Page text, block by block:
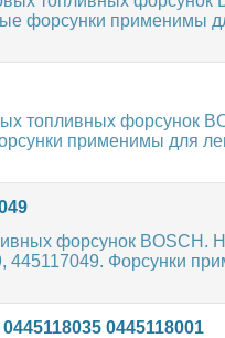
форсунки применимы
топливных форсунок
применимы для
форсунок BOSCH.
445117049. Форсунки
0445118001